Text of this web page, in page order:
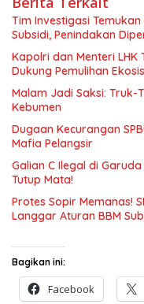
Tim Investigasi
Subsidi, Penindakan
Kapolri dan Menteri
Dukung Pemulihan
Malam Jadi Saksi: Truk-
Kebumen
Dugaan Kecurangan
Mafia Pelangsir
Galian C Ilegal di Garuda
Tutup Mata!
Protes Sopir Memanas!
Langgar Aturan BBM
Bagikan ini:
Facebook